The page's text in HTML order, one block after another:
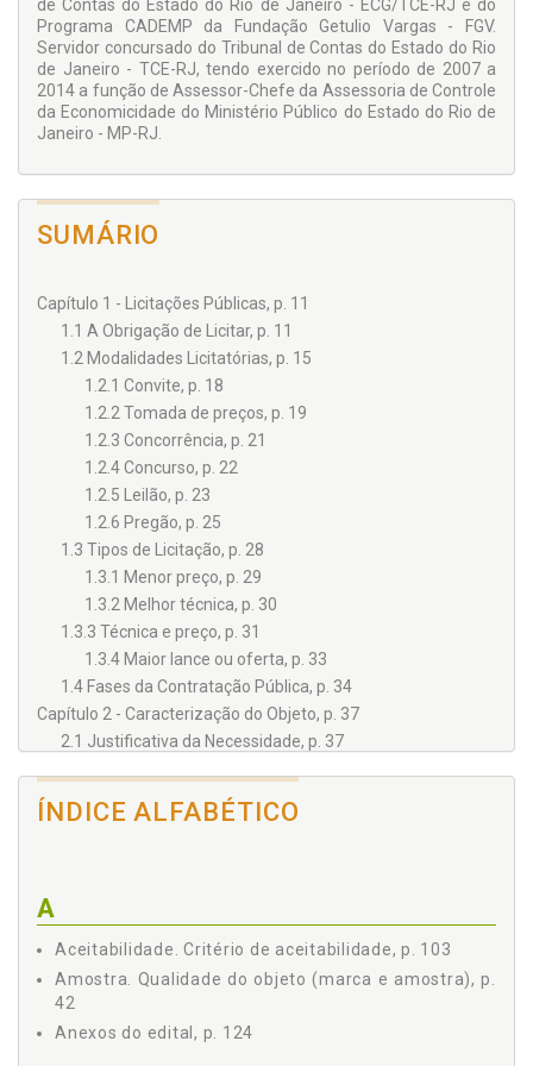
de Contas do Estado do Rio de Janeiro - ECG/TCE-RJ e do
Programa CADEMP da Fundação Getulio Vargas - FGV.
Servidor concursado do Tribunal de Contas do Estado do Rio
de Janeiro - TCE-RJ, tendo exercido no período de 2007 a
2014 a função de Assessor-Chefe da Assessoria de Controle
da Economicidade do Ministério Público do Estado do Rio de
Janeiro - MP-RJ.
SUMÁRIO
Capítulo 1 - Licitações Públicas, p. 11
1.1 A Obrigação de Licitar, p. 11
1.2 Modalidades Licitatórias, p. 15
1.2.1 Convite, p. 18
1.2.2 Tomada de preços, p. 19
1.2.3 Concorrência, p. 21
1.2.4 Concurso, p. 22
1.2.5 Leilão, p. 23
1.2.6 Pregão, p. 25
1.3 Tipos de Licitação, p. 28
1.3.1 Menor preço, p. 29
1.3.2 Melhor técnica, p. 30
1.3.3 Técnica e preço, p. 31
1.3.4 Maior lance ou oferta, p. 33
1.4 Fases da Contratação Pública, p. 34
Capítulo 2 - Caracterização do Objeto, p. 37
2.1 Justificativa da Necessidade, p. 37
2.3 Projeto Básico e Termo de Referência, p. 40
2.4 Qualidade do Objeto (Marca e Amostra), p. 42
Capítulo 3 - Definição das Quantidades, p. 55
3.2 Bens de Consumo, p. 56
3.3 Bens Permanentes, p. 59
3.4 Serviços Diversos, p. 61
Capítulo 4 - Forma de Entrega ou Regime de Execução, p. 63
ÍNDICE ALFABÉTICO
A
Aceitabilidade. Critério de aceitabilidade, p. 103
Amostra. Qualidade do objeto (marca e amostra), p.
42
Anexos do edital, p. 124